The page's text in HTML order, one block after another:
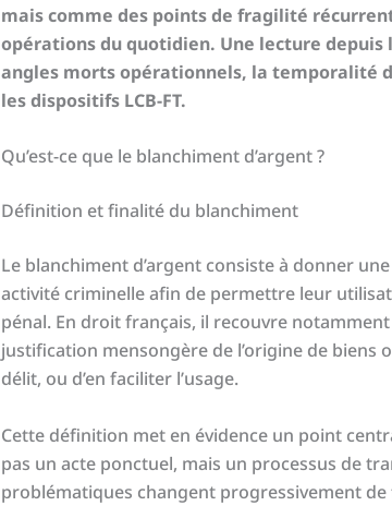
mais comme des points de fragilité
opérations du quotidien. Une lecture
angles morts opérationnels, la temporalité
les dispositifs LCB-FT.
Qu’est-ce que le blanchiment d’argent ?
Définition et finalité du blanchiment
Le blanchiment d’argent consiste à donner
activité criminelle afin de permettre leur
pénal. En droit français, il recouvre
justification mensongère de l’origine de biens
délit, ou d’en faciliter l’usage.
Cette définition met en évidence un point
pas un acte ponctuel, mais un processus de
problématiques changent progressivement